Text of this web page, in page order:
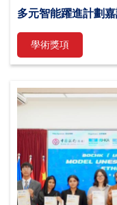
多元智能躍進計劃
學術獎項